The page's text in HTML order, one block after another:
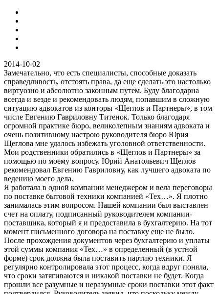
2014-10-02
Замечательно, что есть специалисты, способные доказать
справедливость, отстоять права, да еще сделать это настолько
виртуозно и абсолютно законным путем. Буду благодарна
всегда и везде и рекомендовать людям, попавшим в сложную
ситуацию адвокатов из конторы «Щеглов и Партнеры», в том
числе Евгению Гавриловну Титенок. Только благодаря
огромной практике бюро, великолепным знаниям адвоката и
очень позитивному настрою руководителя бюро Юрия
Щеглова мне удалось избежать уголовной ответственности.
Мои родственники обратились в «Щеглов и Партнеры» за
помощью по моему вопросу. Юрий Анатольевич Щеглов
рекомендовал Евгению Гавриловну, как лучшего адвоката по
ведению моего дела.
Я работала в одной компании менеджером и вела переговоры
по поставке бытовой техники компанией «Тех…». Я плотно
занималась этим вопросом. Нашей компании был выставлен
счет на оплату, подписанный руководителем компании-
поставщика, который я и предоставила в бухгалтерию. На тот
момент письменного договора на поставку еще не было.
После прохождения документов через бухгалтерию и уплаты
этой суммы компания «Тех…» в определенный (в устной
форме) срок должна была поставить партию техники. Я
регулярно контролировала этот процесс, когда вдруг поняла,
что сроки затягиваются и никакой поставки не будет. Когда
прошли все разумные и неразумные сроки поставки этот факт